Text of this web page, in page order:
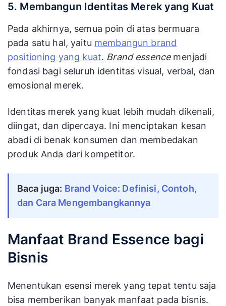
5. Membangun Identitas Merek yang Kuat
Pada akhirnya, semua poin di atas bermuara
pada satu hal, yaitu membangun brand
positioning yang kuat. Brand essence menjadi
fondasi bagi seluruh identitas visual, verbal, dan
emosional merek.
Identitas merek yang kuat lebih mudah dikenali,
diingat, dan dipercaya. Ini menciptakan kesan
abadi di benak konsumen dan membedakan
produk Anda dari kompetitor.
Baca juga: Brand Voice: Definisi, Contoh,
dan Cara Mengembangkannya
Manfaat Brand Essence bagi
Bisnis
Menentukan esensi merek yang tepat tentu saja
bisa memberikan banyak manfaat pada bisnis.